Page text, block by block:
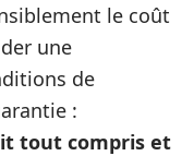
le coût
une
de
:
tout compris et